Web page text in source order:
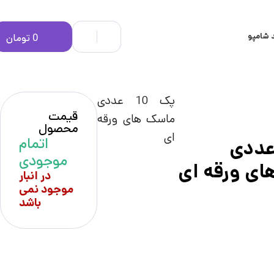
شامپو 0 تومان
پک 10 عددی
ورقه ای
پک 10 عددی
ماسک های ورقه
ای
قیمت
محصول
اتمام
موجودی
در انبار
موجود نمی
باشد